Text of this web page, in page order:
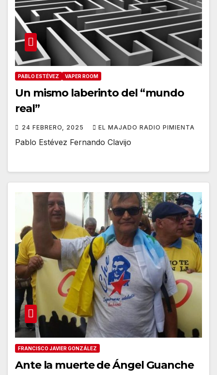
PABLO ESTÉVEZ VAPER ROOM
Un mismo laberinto del “mundo
real”
24 FEBRERO, 2025 EL MAJADO RADIO PIMIENTA
Pablo Estévez Fernando Clavijo
FRANCISCO JAVIER GONZÁLEZ
Ante la muerte de Ángel Guanche